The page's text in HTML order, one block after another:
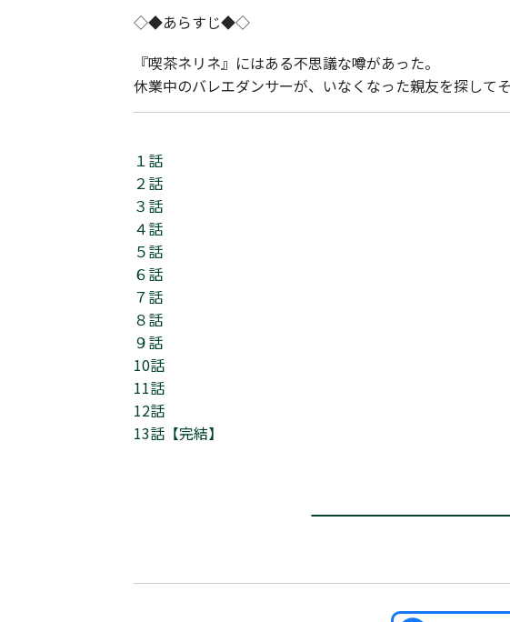
◇◆あらすじ◆◇
『喫茶ネリネ』にはある不思議な噂があった。
休業中のバレエダンサーが、いなくなった親友を探して
１話
２話
３話
４話
５話
６話
７話
８話
９話
10話
11話
12話
13話【完結】